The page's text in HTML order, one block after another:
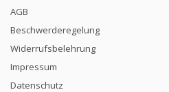
AGB
Beschwerderegelung
Widerrufsbelehrung
Impressum
Datenschutz